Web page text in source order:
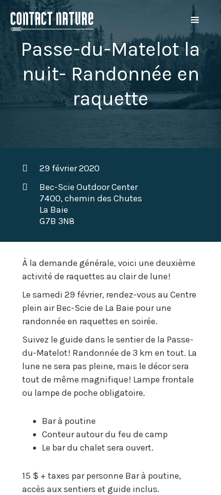
Passe-du-Matelot la
nuit- Randonnée en
raquette
29 février 2020
Bec-Scie Outdoor Center
7400, chemin des Chutes
La Baie
G7B 3N8
À la demande générale, voici une deuxième
activité de raquettes au clair de lune!
Le samedi 29 février, rendez-vous au Centre
plein air Bec-Scie de La Baie pour une
randonnée en raquettes en soirée.
Suivez le guide dans le sentier de la Passe-
du-Matelot! Randonnée de 3 km en tout. La
lune ne sera pas pleine, mais le décor sera
tout de même magnifique! Lampe frontale
ou lampe de poche obligatoire.
Bar à poutine
Conteur autour du feu de camp
Le bar du chalet sera ouvert.
15 $ + taxes par personne Bar à poutine,
accès aux sentiers et guide inclus.